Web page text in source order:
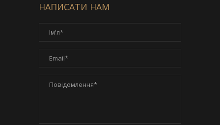
НАПИСАТИ НАМ